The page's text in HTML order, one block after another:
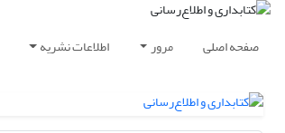
صفحه اصلی مرور اطلاعات نشریه